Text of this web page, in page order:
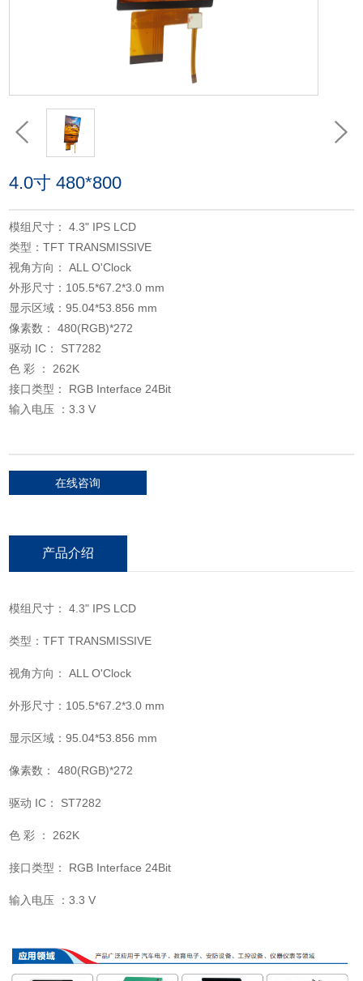
4.0寸 480*800
模组尺寸： 4.3" IPS LCD
类型：TFT TRANSMISSIVE
视角方向： ALL O'Clock
外形尺寸：105.5*67.2*3.0 mm
显示区域：95.04*53.856 mm
像素数： 480(RGB)*272
驱动 IC： ST7282
色 彩 ： 262K
接口类型： RGB Interface 24Bit
输入电压 ：3.3 V
在线咨询
产品介绍
模组尺寸： 4.3" IPS LCD
类型：TFT TRANSMISSIVE
视角方向： ALL O'Clock
外形尺寸：105.5*67.2*3.0 mm
显示区域：95.04*53.856 mm
像素数： 480(RGB)*272
驱动 IC： ST7282
色 彩 ： 262K
接口类型： RGB Interface 24Bit
输入电压 ：3.3 V